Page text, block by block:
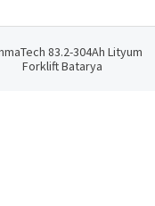
83.2-304Ah Lityum
Forklift Batarya